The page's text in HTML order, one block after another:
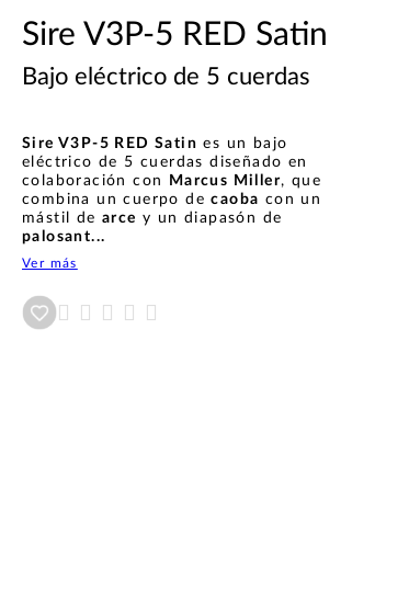
Sire V3P-5 RED Satin
Bajo eléctrico de 5 cuerdas
Sire V3P-5 RED Satin es un bajo
eléctrico de 5 cuerdas diseñado en
colaboración con
Marcus Miller, que
combina un cuerpo decaoba con un
mástil dearce y un diapasón de
palosant...
Ver más